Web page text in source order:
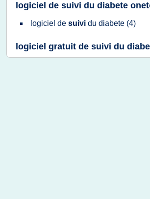
logiciel de suivi du diabete
logiciel de suivi du diabete (4)
logiciel gratuit de suivi du